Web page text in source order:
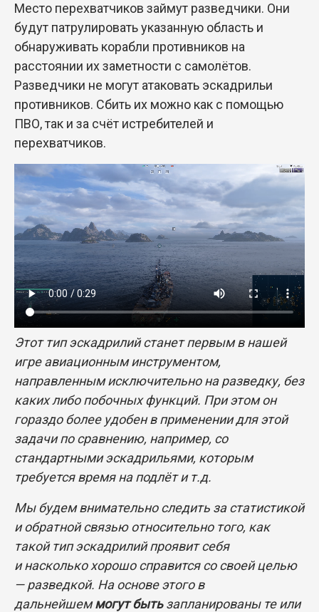
Место перехватчиков займут разведчики. Они
будут патрулировать указанную область и
обнаруживать корабли противников на
расстоянии их заметности с самолётов.
Разведчики не могут атаковать эскадрильи
противников. Сбить их можно как с помощью
ПВО, так и за счёт истребителей и
перехватчиков.
Этот тип эскадрилий станет первым в нашей
игре авиационным инструментом,
направленным исключительно на разведку, без
каких либо побочных функций. При этом он
гораздо более удобен в применении для этой
задачи по сравнению, например, со
стандартными эскадрильями, которым
требуется время на подлёт и т.д.
Мы будем внимательно следить за статистикой
и обратной связью относительно того, как
такой тип эскадрилий проявит себя
и насколько хорошо справится со своей целью
— разведкой. На основе этого в
дальнейшеммогут бытьзапланированы те или